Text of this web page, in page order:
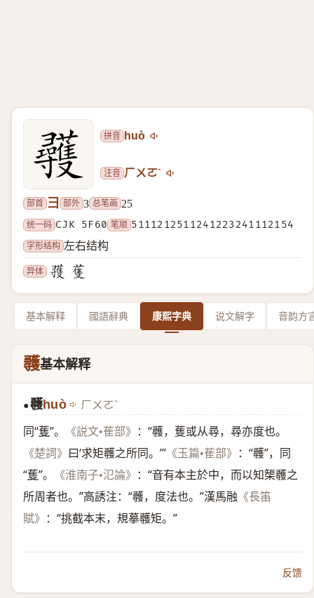
拼音 huò
注音 ㄏㄨㄛˋ
部首 彐 部外 3 总笔画 25
统一码 CJK 5F60 笔顺 5111212511241223241112154
字形结构 左右结构
异体
基本解释 國語辭典 康熙字典 说文解字 音韵方
彠基本解释
●彠huò ㄏㄨㄛˋ
同“蒦”。 《説文•萑部》 ：“彠，蒦或从尋，尋亦度也。
《楚詞》 曰‘求矩彠之所同。’” 《玉篇•萑部》
：“彠”，同
“蒦”。 《淮南子•氾論》
：“音有本主於中，而以知榘彠之
所周者也。”高誘注：“彠，度法也。”漢馬融 《長笛
賦》
：“挑截本末，規摹彠矩。”
反馈